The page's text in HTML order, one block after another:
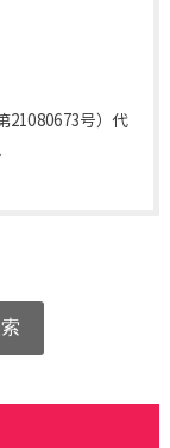
21080673号）代